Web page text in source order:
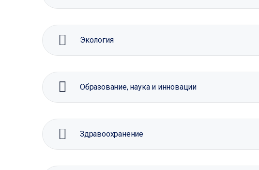
Экология
Образование, наука и инновации
Здравоохранение